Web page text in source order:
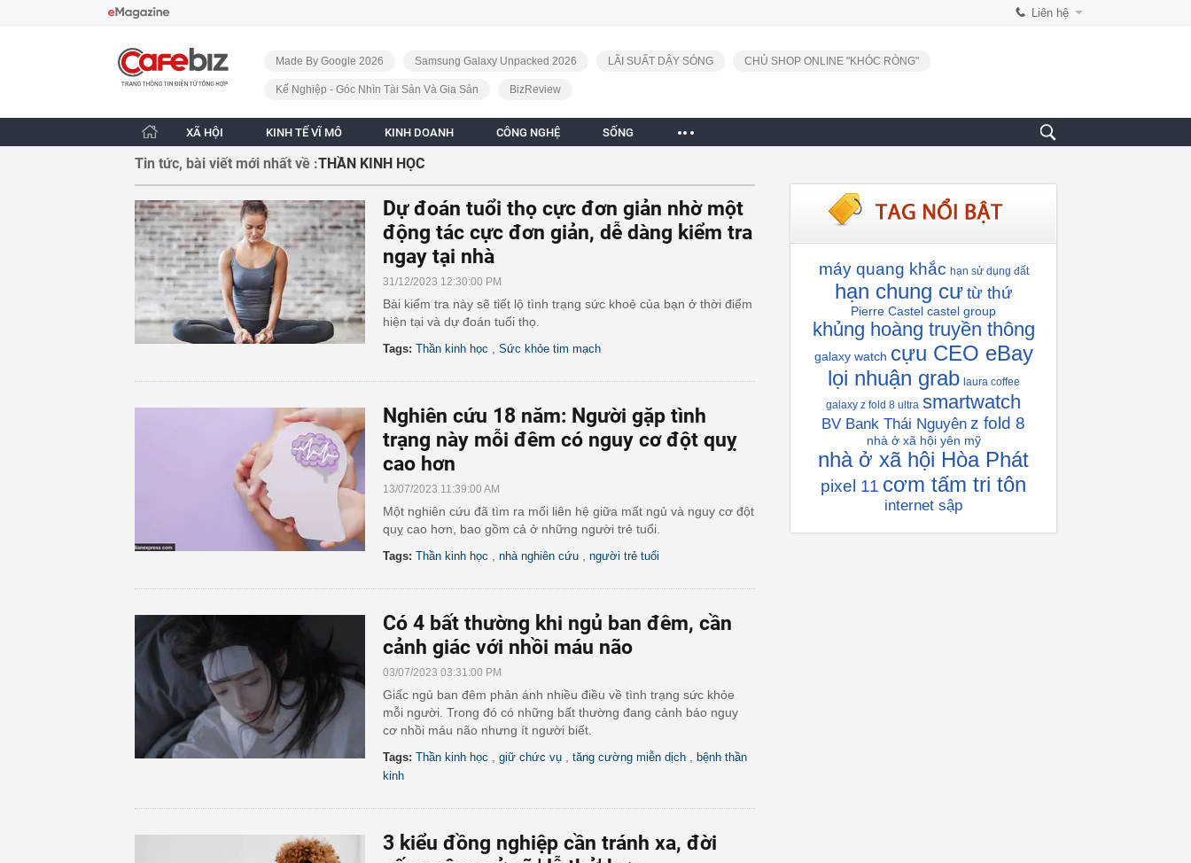
Liên hệ
CafeBiz - Trang chủ
Made By Google 2026
Samsung Galaxy Unpacked 2026 LÃI SUẤT DẬY SÓNG CHỦ SHOP ONLINE "KHÓC RÒNG"
Kế Nghiệp - Góc Nhìn Tài Sản Và Gia Sản BizReview
XÃ HỘI KINH TẾ VĨ MÔ KINH DOANH CÔNG NGHỆ SỐNG
Tin tức, bài viết mới nhất về :THẦN KINH HỌC
Dự đoán tuổi thọ cực đơn giản nhờ một
động tác cực đơn giản, dễ dàng kiểm tra
ngay tại nhà
31/12/2023 12:30:00 PM
Bài kiểm tra này sẽ tiết lộ tình trạng sức khoẻ của bạn ở thời điểm
hiện tại và dự đoán tuổi thọ.
Tags: Thần kinh học Sức khỏe tim mạch
Nghiên cứu 18 năm: Người gặp tình
trạng này mỗi đêm có nguy cơ đột quỵ
cao hơn
13/07/2023 11:39:00 AM
Một nghiên cứu đã tìm ra mối liên hệ giữa mất ngủ và nguy cơ đột
quỵ cao hơn, bao gồm cả ở những người trẻ tuổi.
Tags: Thần kinh học nhà nghiên cứu người trẻ tuổi
Có 4 bất thường khi ngủ ban đêm, cần
cảnh giác với nhồi máu não
03/07/2023 03:31:00 PM
Giấc ngủ ban đêm phản ánh nhiều điều về tình trạng sức khỏe
mỗi người. Trong đó có những bất thường đang cảnh báo nguy
cơ nhồi máu não nhưng ít người biết.
Tags: Thần kinh học giữ chức vụ tăng cường miễn dịch
bệnh thần
kinh
3 kiểu đồng nghiệp cần tránh xa, đời
máy quang khắc hạn sử dụng đất
hạn chung cư từ thứ
Pierre Castel castel group
khủng hoàng truyền thông
galaxy watch cựu CEO eBay
lọi nhuận grab laura coffee
galaxy z fold 8 ultra smartwatch
BV Bank Thái Nguyên z fold 8
nhà ở xã hội yên mỹ
nhà ở xã hội Hòa Phát
pixel 11 cơm tấm tri tôn
internet sập